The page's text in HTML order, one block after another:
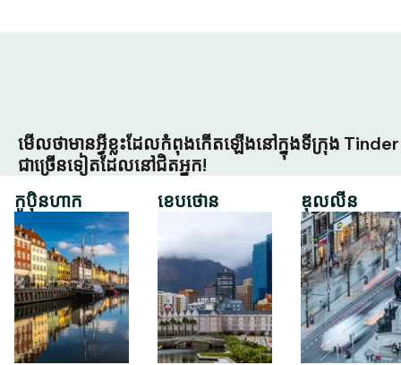
មើលថាមានអ្វីខ្លះដែលកំពុងកើតឡើងនៅក្នុងទីក្រុង Tinder
ជាច្រើនទៀតដែលនៅជិតអ្នក!
កូប៉ិនហាក
ខេបថោន ឌុលលីន